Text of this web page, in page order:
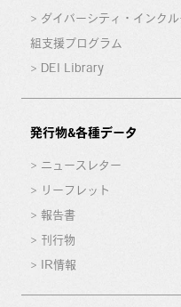
ダイバーシティ・インク
組支援プログラム
DEI Library
発行物&各種データ
ニュースレター
リーフレット
報告書
刊行物
IR情報